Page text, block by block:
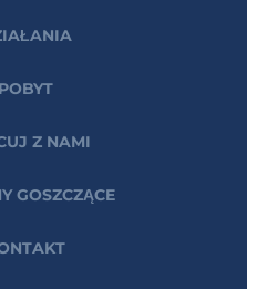
Z NAMI
GOSZCZĄCE